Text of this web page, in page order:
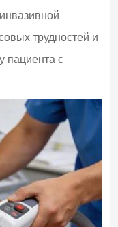
трудностей и
пациента с